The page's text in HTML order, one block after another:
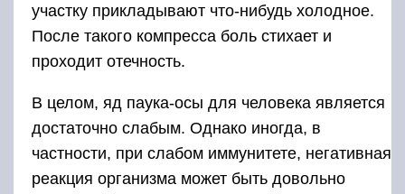
участку прикладывают что-нибудь холодное.
После такого компресса боль стихает и
проходит отечность.
В целом, яд паука-осы для человека является
достаточно слабым. Однако иногда, в
частности, при слабом иммунитете, негативная
реакция организма может быть довольно